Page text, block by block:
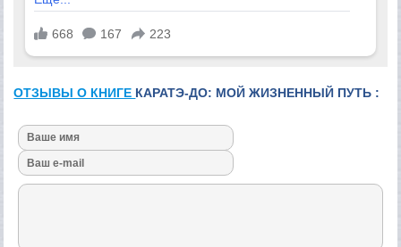
ОТЗЫВЫ О КНИГЕ КАРАТЭ-ДО: МОЙ ЖИЗНЕННЫЙ ПУТЬ :